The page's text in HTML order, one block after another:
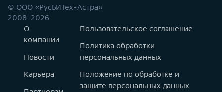
© ООО «РусБИТех-Астра»
2008-2026
О
компании
Новости
Карьера
Пользовательское соглашение
Политика обработки
персональных данных
Положение по обработке и
защите персональных данных